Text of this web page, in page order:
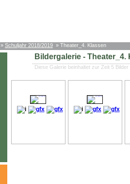
» Schuljahr 2018/2019 » Theater_4. Klassen
Bildergalerie - Theater_4.
Diese Galerie beinhaltet zur Zeit 5